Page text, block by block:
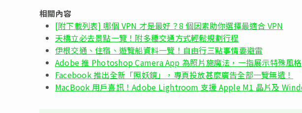
相關內容
[附下載列表] 哪個 VPN 才是最好？8 個因素助你選擇最適合 VPN
天橋立必去景點一覽！附多種交通方式輕鬆規劃行程
伊根交通、住宿、遊覽船資料一覽！自由行三點事情要避雷
Adobe 推 Photoshop Camera App 為照片施魔法，一指展示特殊風格
Facebook 推出全新「照妖鏡」，專頁投放甚麼廣告全部一覽無遺！
MacBook 用戶喜訊！Adobe Lightroom 支援 Apple M1 晶片及